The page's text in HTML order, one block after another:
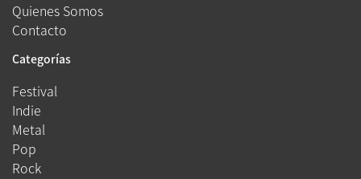
Quienes Somos
Contacto
Categorías
Festival
Indie
Metal
Pop
Rock